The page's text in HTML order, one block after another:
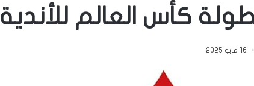
كأس العالم للأندية
16 مايو 2025